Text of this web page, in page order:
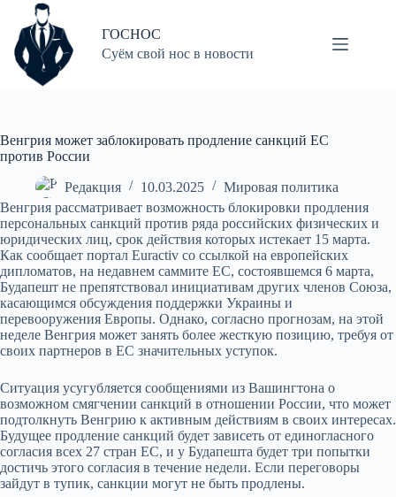
Перейти
сути
ГОСНОС
Суём свой нос в новости
Венгрия может заблокировать продление санкций ЕС
против России
Редакция 10.03.2025
Мировая политика
Венгрия рассматривает возможность блокировки продления
персональных санкций против ряда российских физических и
юридических лиц, срок действия которых истекает 15 марта.
Как сообщает портал Euractiv со ссылкой на европейских
дипломатов, на недавнем саммите ЕС, состоявшемся 6 марта,
Будапешт не препятствовал инициативам других членов Союза,
касающимся обсуждения поддержки Украины и
перевооружения Европы. Однако, согласно прогнозам, на этой
неделе Венгрия может занять более жесткую позицию, требуя от
своих партнеров в ЕС значительных уступок.
Ситуация усугубляется сообщениями из Вашингтона о
возможном смягчении санкций в отношении России, что может
подтолкнуть Венгрию к активным действиям в своих интересах.
Будущее продление санкций будет зависеть от единогласного
согласия всех 27 стран ЕС, и у Будапешта будет три попытки
достичь этого согласия в течение недели. Если переговоры
зайдут в тупик, санкции могут не быть продлены.